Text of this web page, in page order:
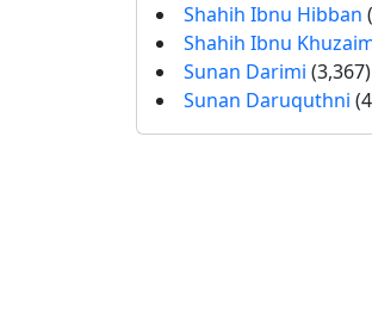
Shahih Ibnu Hibban
Shahih Ibnu
Sunan Darimi (3,367)
Sunan Daruquthni